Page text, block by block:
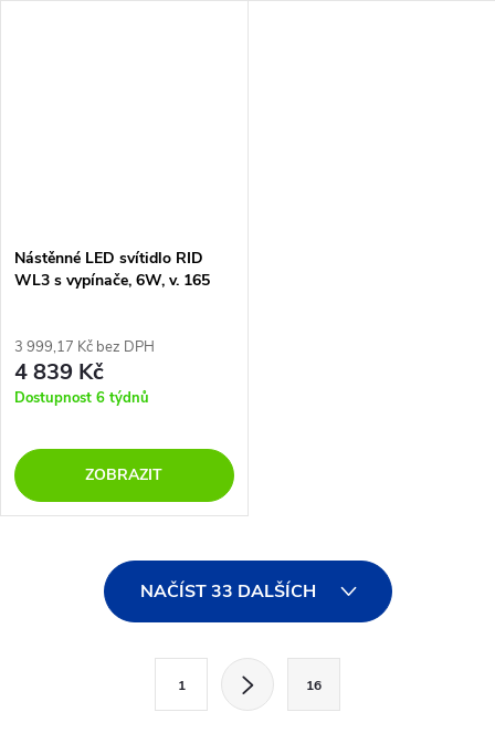
Nástěnné LED svítidlo RID
WL3 s vypínače, 6W, v. 165
3 999,17 Kč bez DPH
4 839 Kč
Dostupnost 6 týdnů
ZOBRAZIT
NAČÍST 33 DALŠÍCH
1 16